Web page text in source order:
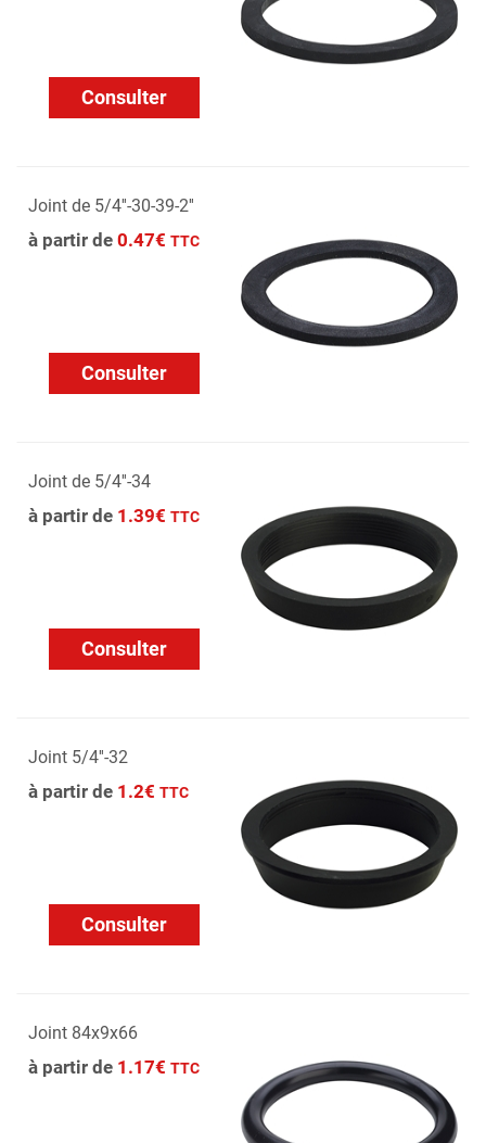
Consulter
Joint de 5/4''-30-39-2''
à partir de 0.47€ TTC
Consulter
Joint de 5/4''-34
à partir de 1.39€ TTC
Consulter
Joint 5/4''-32
à partir de 1.2€ TTC
Consulter
Joint 84x9x66
à partir de 1.17€ TTC